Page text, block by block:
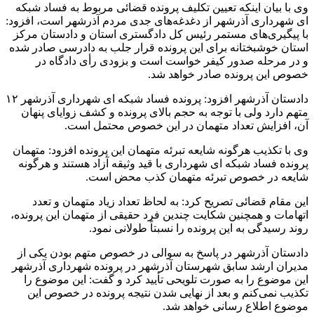
وی با بیان اینکه تعیین تکلیف پرونده قضائی مربوط به فساد شبکه
ای شهرداری آذرشهر از دغدغه‌های جدی مردم آذرشهر است، افزود:
با پیگیری‌های مستمر رئیس کل دادگستری استان و دادستان مرکز
استان خوشبختانه برای این پرونده قرار جلب به دادرسی صادر شده
و در مرحله صدور کیفر خواست است و بزودی رأی دادگاه در
خصوص این پرونده صادر خواهد شد.
دادستان آذرشهر افزود: پرونده فساد شبکه ای شهرداری آذرشهر ۱۲
متهم دارد ولی با توجه به حجم بالای پرونده و کشف زوایای پنهان
آن، افزایش تعداد متهمان در این خصوص محتمل است.
وی با تکذیب هرگونه شایعه تبرئه متهمان این پرونده افزود: متهمان
پرونده فساد شبکه ای شهرداری با قید وثیقه آزاد هستند و هرگونه
شایعه در خصوص تبرئه متهمان کذب محض است.
این مقام قضائی تصریح کرد: به لحاظ تعداد زیاد متهمان و تعدد
اتهامات و همچنین شکایت چندین فرد حقیقی از متهمان این پرونده،
روند رسیدگی به این پرونده را نسبتاً طولانی نمود.
دادستان آذرشهر در پاسخ به سوالی در خصوص متهم بودن یکی از
مدیران ارشد سابق شهرستان آذرشهر در پرونده شهرداری آذرشهر
این موضوع را به صورت تلویحی تأیید کرد و گفت: این موضوع را
تکذیب نمی‌کنم و بعد از نهایی شدن نتیجه پرونده در خصوص این
موضوع اطلاع رسانی خواهد شد.